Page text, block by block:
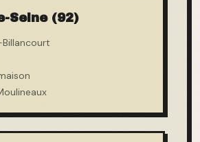
Seine (92)